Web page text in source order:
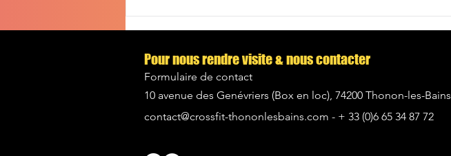
Pour nous rendre visite & nous contacter
Formulaire de contact
10 avenue des Genévriers (Box en loc), 74200 Thonon-les-Bains
contact@crossfit-thononlesbains.com - + 33 (0)6 65 34 87 72